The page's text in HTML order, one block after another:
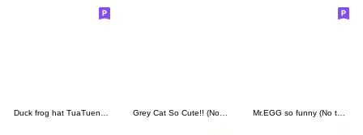
Mr.EGG so funny (No text)